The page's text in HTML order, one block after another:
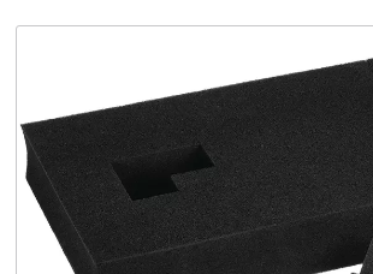
Hrvatski
Hrvatski
English